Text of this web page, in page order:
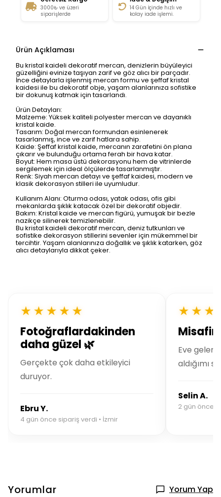
3000₺ ve üzeri
siparişlerde
14 Gün İçinde hızlı ve
kolay iade işlemi.
Ürün Açıklaması
Bu kristal kaideli dekoratif mercan, denizlerin büyüleyici
güzelliğini evinize taşıyan zarif ve göz alıcı bir parçadır.
İnce detaylarla işlenmiş mercan formu ve şeffaf kristal
kaidesi ile bu dekoratif obje, yaşam alanlarınıza sofistike
bir dokunuş katmak için tasarlandı.
Ürün Detayları:
Malzeme: Yüksek kaliteli polyester mercan ve dayanıklı
kristal kaide.
Tasarım: Doğal mercan formundan esinlenerek
tasarlanmış, ince ve zarif hatlara sahip.
Kaide: Şeffaf kristal kaide, mercanın zarafetini ön plana
çıkarır ve bulunduğu ortama ferah bir hava katar.
Boyut: Hem masa üstü dekorasyonu hem de vitrinlerde
sergilemek için ideal ölçülerde tasarlanmıştır.
Renk: Siyah mercan detayı ve şeffaf kaidesi, modern ve
klasik dekorasyon stilleri ile uyumludur.
Kullanım Alanı: Oturma odası, yatak odası, ofis gibi
mekanlarda şıklık katacak özel bir dekoratif objedir.
Bakım: Kristal kaide ve mercan figürü, yumuşak bir bezle
nazikçe silinerek temizlenebilir.
Bu kristal kaideli dekoratif mercan, deniz tutkunları ve
sofistike dekorasyon stillerini sevenler için mükemmel bir
tercihtir. Yaşam alanlarınıza doğallık ve şıklık katarken, göz
alıcı detaylarıyla dikkat çeker.
★★★★★
Fotoğraflardakinden
daha güzel 🌿
Gerçekte çok daha etkileyici
duruyor.
Ebru Y.
4 gün önce sipariş verdi • İzmir
Eve gelen
aldığımı
Selin A.
2 gün önce
Yorumlar Yorum Yap